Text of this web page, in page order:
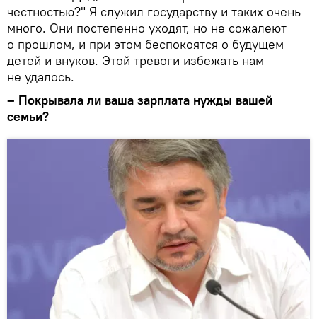
честностью?" Я служил государству и таких очень
много. Они постепенно уходят, но не сожалеют
о прошлом, и при этом беспокоятся о будущем
детей и внуков. Этой тревоги избежать нам
не удалось.
– Покрывала ли ваша зарплата нужды вашей
семьи?